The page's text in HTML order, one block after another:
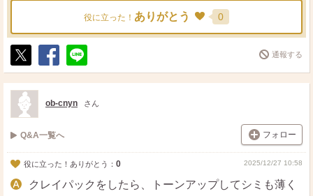
役に立った！ ありがとう 0
ポ
ス
ト
シ
ェ
送
る
通報する
ob-cnyn さん
Q&A一覧へ フォロー
役に立った！ありがとう： 0 2025/12/27 10:58
クレイパックをしたら、トーンアップしてシミも薄く